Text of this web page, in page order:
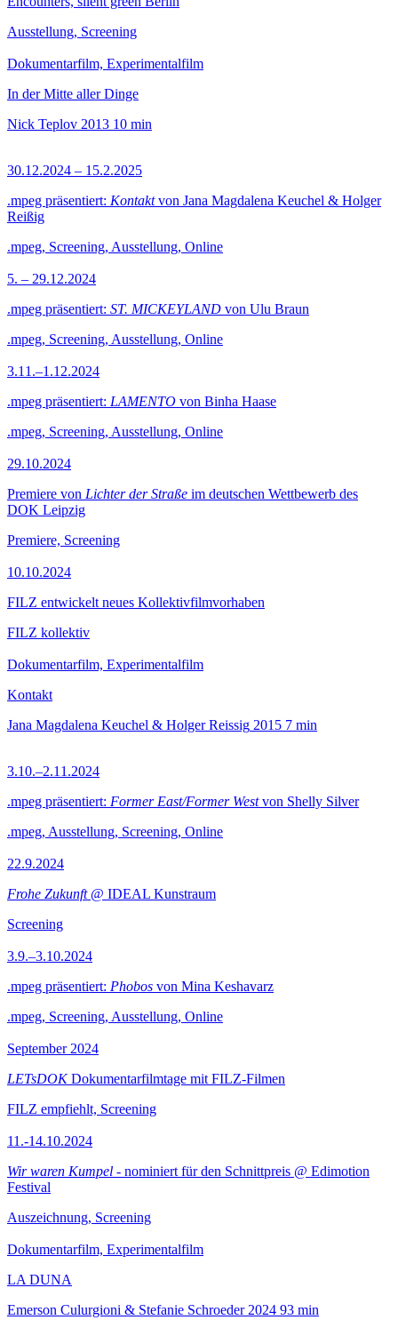
Ausstellung, Screening
Dokumentarfilm, Experimentalfilm
In der Mitte aller Dinge
Nick Teplov 2013 10 min
30.12.2024 – 15.2.2025
.mpeg präsentiert: Kontaktvon Jana Magdalena Keuchel & Holger
Reißig
.mpeg, Screening, Ausstellung, Online
5. – 29.12.2024
.mpeg präsentiert: ST. MICKEYLAND von Ulu Braun
.mpeg, Screening, Ausstellung, Online
3.11.–1.12.2024
.mpeg präsentiert: LAMENTO von Binha Haase
.mpeg, Screening, Ausstellung, Online
29.10.2024
Premiere von Lichter der Straße im deutschen Wettbewerb des
DOK Leipzig
Premiere, Screening
10.10.2024
FILZ entwickelt neues Kollektivfilmvorhaben
FILZ kollektiv
Dokumentarfilm, Experimentalfilm
Kontakt
Jana Magdalena Keuchel & Holger Reissig 2015 7 min
3.10.–2.11.2024
.mpeg präsentiert: Former East/Former Westvon Shelly Silver
.mpeg, Ausstellung, Screening, Online
22.9.2024
Frohe Zukunft@ IDEAL Kunstraum
Screening
3.9.–3.10.2024
.mpeg präsentiert: Phobos von Mina Keshavarz
.mpeg, Screening, Ausstellung, Online
September 2024
LETsDOKDokumentarfilmtage mit FILZ-Filmen
FILZ empfiehlt, Screening
11.-14.10.2024
Wir waren Kumpel - nominiert für den Schnittpreis @ Edimotion
Festival
Auszeichnung, Screening
Dokumentarfilm, Experimentalfilm
LA DUNA
Emerson Culurgioni & Stefanie Schroeder 2024 93 min